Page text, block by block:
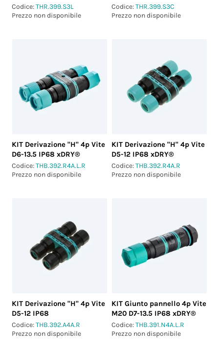
Codice:THR.399.S3L
Prezzo non disponibile
Codice:THR.399.S3C
Prezzo non disponibile
KIT Derivazione "H" 4p Vite
D6-13.5 IP68 xDRY®
Codice:THB.392.R4A.L.R
Prezzo non disponibile
KIT Derivazione "H" 4p Vite
D5-12 IP68 xDRY®
Codice:THB.392.R4A.R
Prezzo non disponibile
KIT Derivazione "H" 4p Vite
D5-12 IP68
Codice:THB.392.A4A.R
Prezzo non disponibile
KIT Giunto pannello 4p Vite
M20 D7-13.5 IP68 xDRY®
Codice:THB.391.N4A.L.R
Prezzo non disponibile